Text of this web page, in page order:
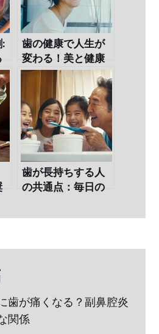
歯の健康で人生が
変わる！美と健康
を手に入れるため
の方法
歯が長持ちする人
の共通点：毎日の
の習慣
歯が痛くなる？副鼻腔炎
関係